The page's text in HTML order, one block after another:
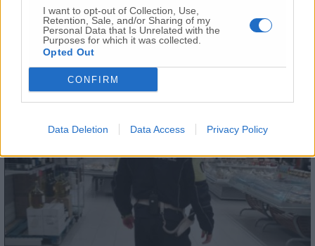
I want to opt-out of Collection, Use,
Retention, Sale, and/or Sharing of my
Personal Data that Is Unrelated with the
Purposes for which it was collected.
Opted Out
CONFIRM
Data Deletion Data Access Privacy Policy